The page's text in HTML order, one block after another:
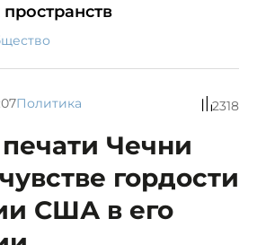
Политика 2318
Чечни
гордости
США в его